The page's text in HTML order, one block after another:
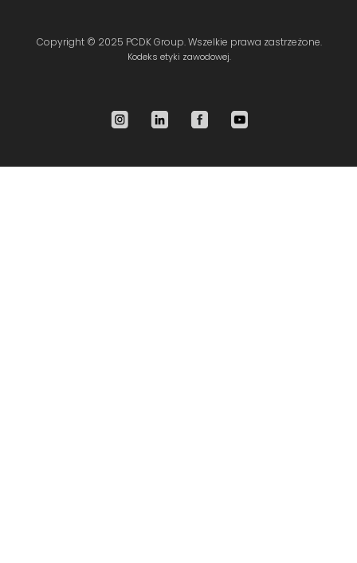
Copyright © 2025 PCDK Group. Wszelkie prawa zastrzeżone.
Kodeks etyki zawodowej.